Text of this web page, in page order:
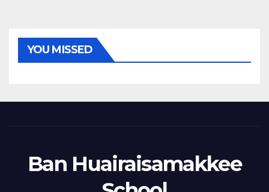
YOU MISSED
Ban Huairaisamakkee